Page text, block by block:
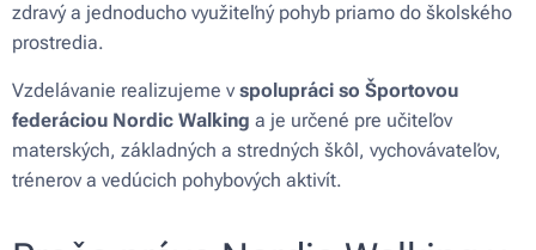
zdravý a jednoducho využiteľný pohyb priamo do školského
prostredia.
Vzdelávanie realizujeme v spolupráci so Športovou
federáciou Nordic Walking a je určené pre učiteľov
materských, základných a stredných škôl, vychovávateľov,
trénerov a vedúcich pohybových aktivít.